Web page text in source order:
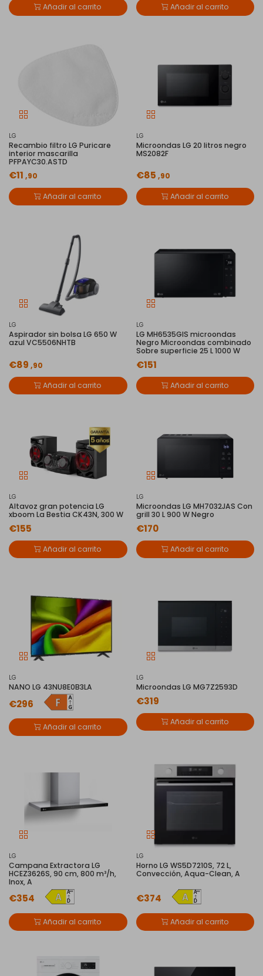
Añadir al carrito Añadir al carrito
LG
Recambio filtro LG Puricare
interior mascarilla
PFPAYC30.ASTD
€11 ,90
Añadir al carrito
LG
Microondas LG 20 litros negro
MS2082F
€85 ,90
Añadir al carrito
LG
Aspirador sin bolsa LG 650 W
azul VC5506NHTB
€89 ,90
Añadir al carrito
LG
LG MH6535GIS microondas
Negro Microondas combinado
Sobre superficie 25 L 1000 W
€151
Añadir al carrito
LG
Altavoz gran potencia LG
xboom La Bestia CK43N, 300 W
€155
Añadir al carrito
LG
Microondas LG MH7032JAS Con
grill 30 L 900 W Negro
€170
Añadir al carrito
LG
NANO LG 43NU8E0B3LA
€296
Añadir al carrito
LG
Microondas LG MG7Z2593D
€319
Añadir al carrito
LG
Campana Extractora LG
HCEZ3626S, 90 cm, 800 m³/h,
Inox, A
€354
Añadir al carrito
LG
Horno LG WS5D7210S, 72 L,
Convección, Aqua-Clean, A
€374
Añadir al carrito